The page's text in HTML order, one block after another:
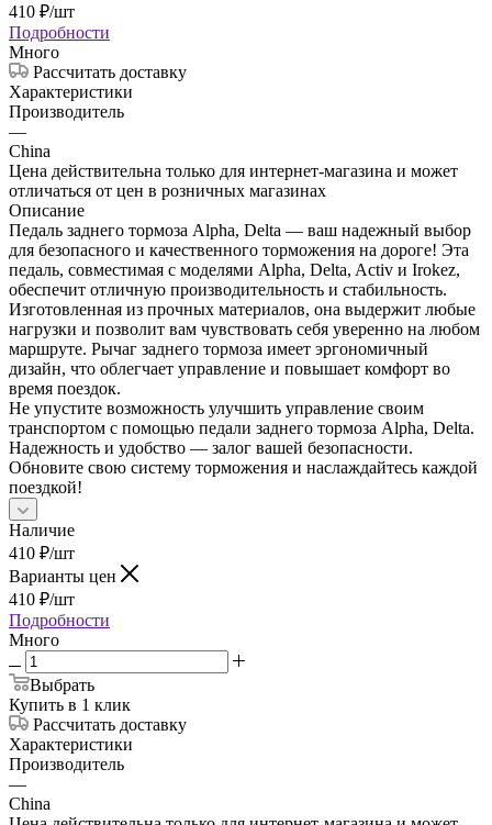
410 ₽/шт
Подробности
Много
Рассчитать доставку
Характеристики
Производитель
—
China
Цена действительна только для интернет-магазина и может
отличаться от цен в розничных магазинах
Описание
Педаль заднего тормоза Alpha, Delta — ваш надежный выбор
для безопасного и качественного торможения на дороге! Эта
педаль, совместимая с моделями Alpha, Delta, Activ и Irokez,
обеспечит отличную производительность и стабильность.
Изготовленная из прочных материалов, она выдержит любые
нагрузки и позволит вам чувствовать себя уверенно на любом
маршруте. Рычаг заднего тормоза имеет эргономичный
дизайн, что облегчает управление и повышает комфорт во
время поездок.
Не упустите возможность улучшить управление своим
транспортом с помощью педали заднего тормоза Alpha, Delta.
Надежность и удобство — залог вашей безопасности.
Обновите свою систему торможения и наслаждайтесь каждой
поездкой!
Наличие
410 ₽/шт
Варианты цен
410 ₽/шт
Подробности
Много
Выбрать
Купить в 1 клик
Рассчитать доставку
Характеристики
Производитель
—
China